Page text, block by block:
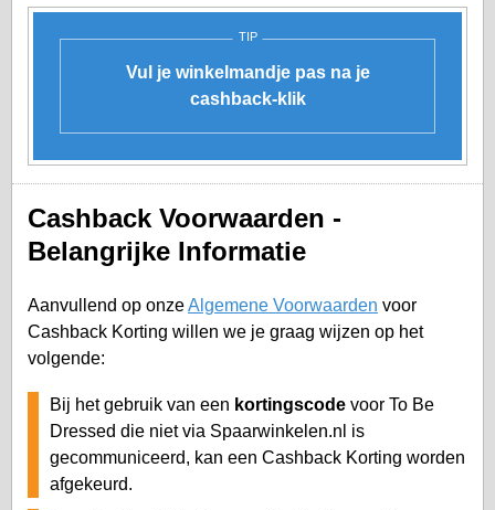
TIP
Vul je winkelmandje pas na je
cashback-klik
Cashback Voorwaarden -
Belangrijke Informatie
Aanvullend op onzeAlgemene Voorwaarden voor
Cashback Korting willen we je graag wijzen op het
volgende:
Bij het gebruik van een kortingscode voor To Be
Dressed die niet via Spaarwinkelen.nl is
gecommuniceerd, kan een Cashback Korting worden
afgekeurd.